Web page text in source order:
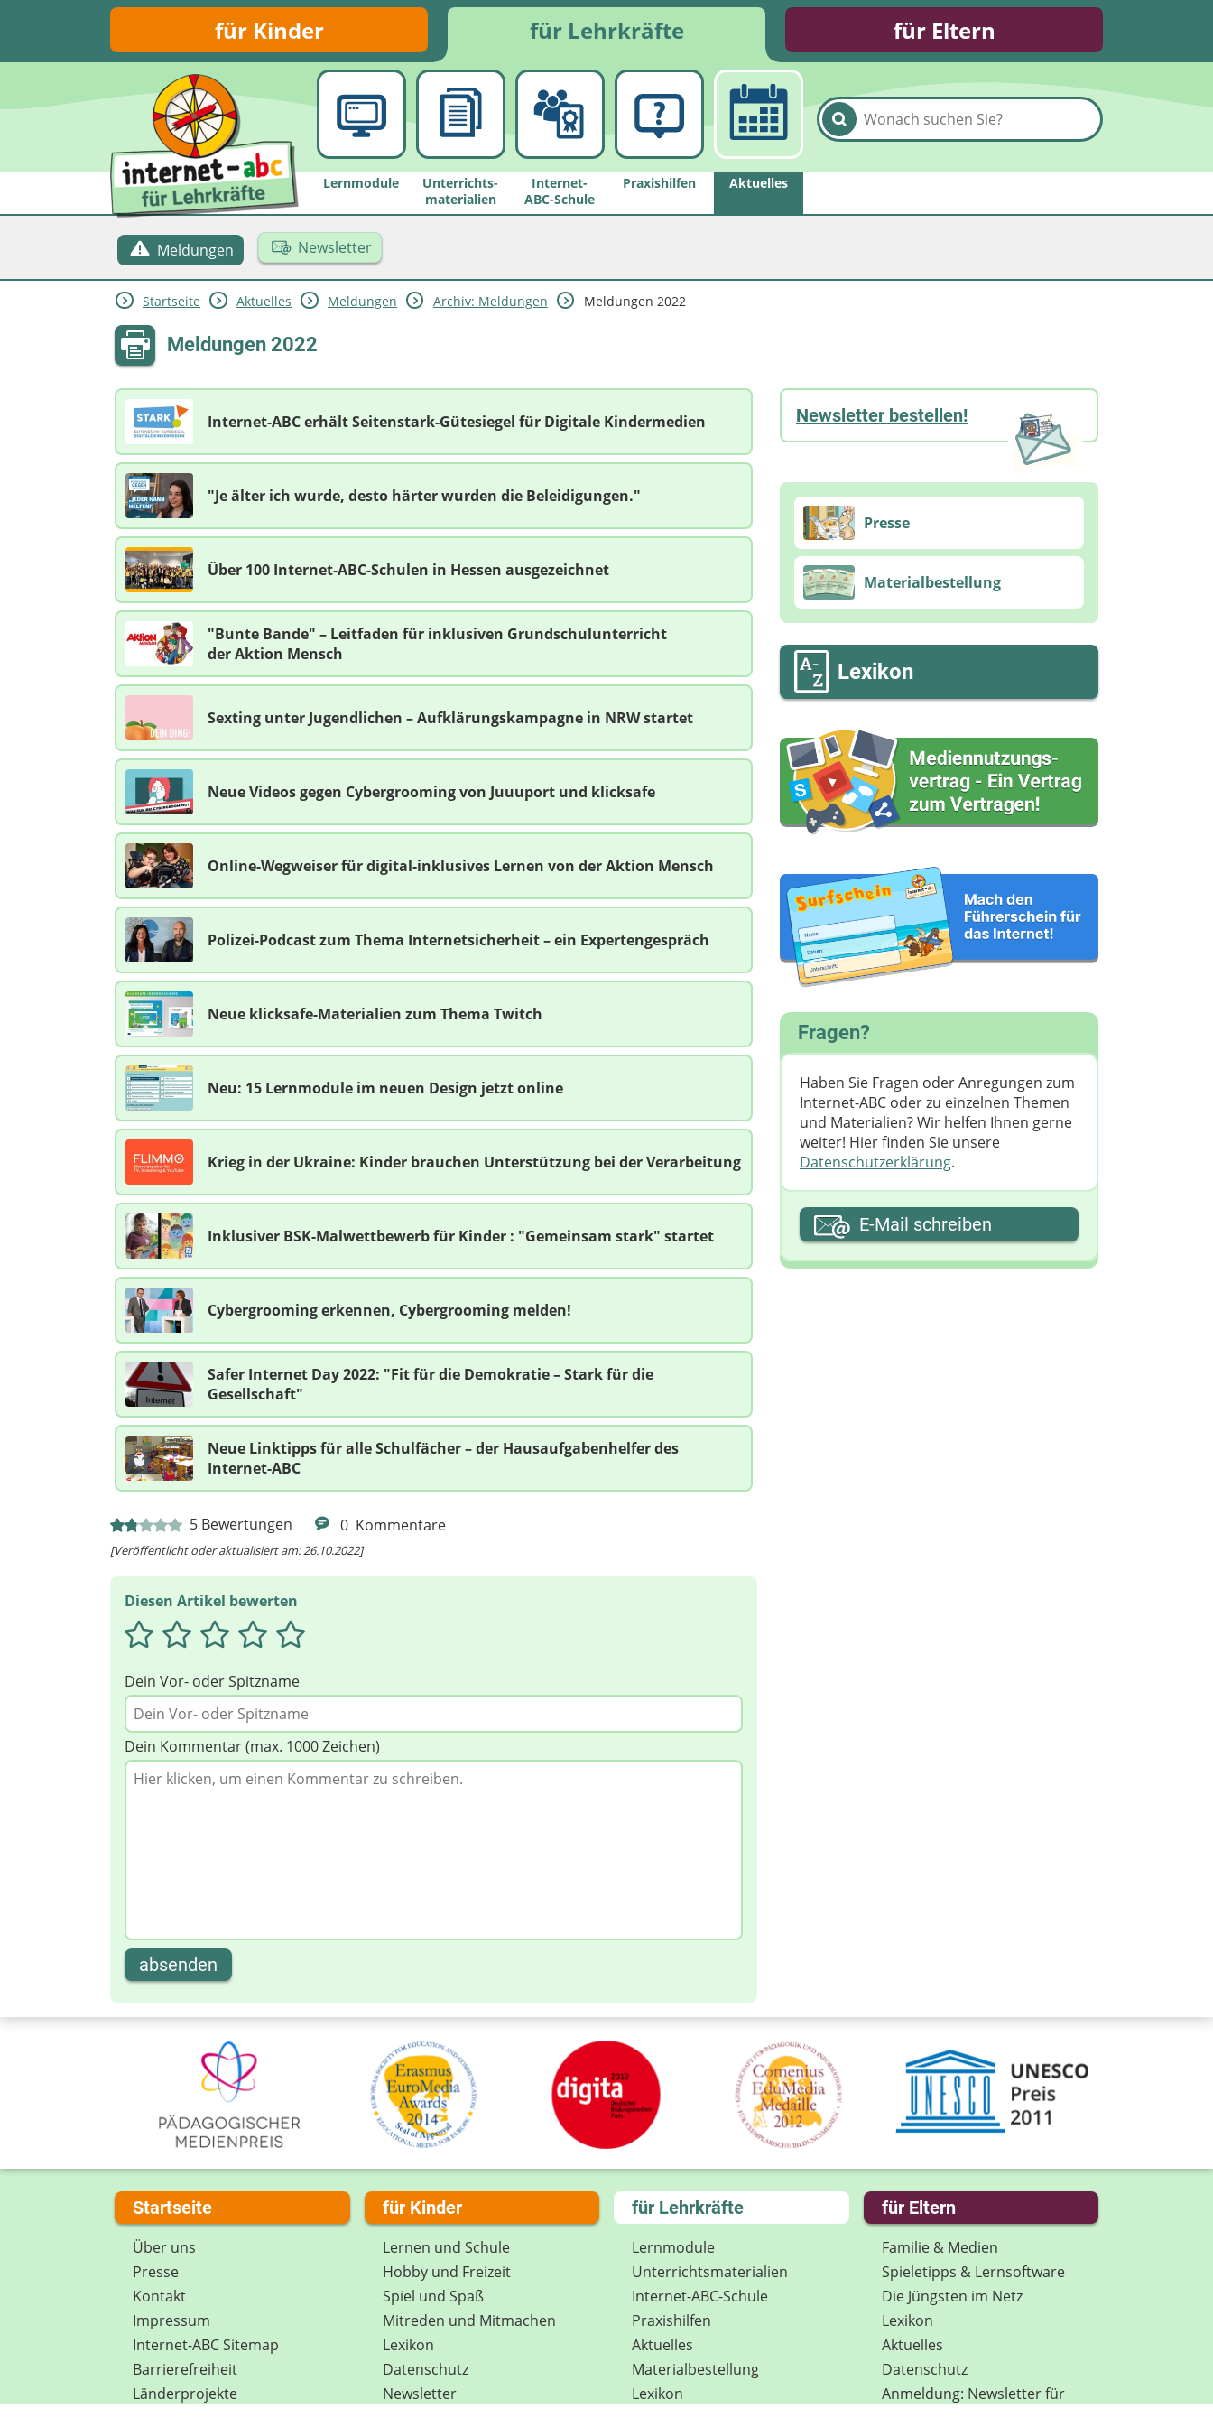
für Kinder für Lehrkräfte für Eltern
Lernmodule
Unterrichts­
materialien
Internet-
ABC-Schule
Praxishilfen Aktuelles
Meldungen Newsletter
Startseite Aktuelles Meldungen Archiv: Meldungen Meldungen 2022
Meldungen 2022
Internet-ABC erhält Seitenstark-Gütesiegel für Digitale Kindermedien
"Je älter ich wurde, desto härter wurden die Beleidigungen."
Über 100 Internet-ABC-Schulen in Hessen ausgezeichnet
"Bunte Bande" – Leitfaden für inklusiven Grundschulunterricht
der Aktion Mensch
Sexting unter Jugendlichen – Aufklärungskampagne in NRW startet
Neue Videos gegen Cybergrooming von Juuuport und klicksafe
Online-Wegweiser für digital-inklusives Lernen von der Aktion Mensch
Polizei-Podcast zum Thema Internetsicherheit – ein Expertengespräch
Neue klicksafe-Materialien zum Thema Twitch
Neu: 15 Lernmodule im neuen Design jetzt online
Krieg in der Ukraine: Kinder brauchen Unterstützung bei der Verarbeitung
Inklusiver BSK-Malwettbewerb für Kinder : "Gemeinsam stark" startet
Cybergrooming erkennen, Cybergrooming melden!
Safer Internet Day 2022: "Fit für die Demokratie – Stark für die
Gesellschaft"
Neue Linktipps für alle Schulfächer – der Hausaufgabenhelfer des
Internet-ABC
5 Bewertungen 0 Kommentare
[Veröffentlicht oder aktualisiert am: 26.10.2022]
Diesen Artikel bewerten
Dein Vor- oder Spitzname
Dein Kommentar (max. 1000 Zeichen)
absenden
Newsletter bestellen!
Presse
Materialbestellung
Lexikon
Fragen?
Haben Sie Fragen oder Anregungen zum
Internet-ABC oder zu einzelnen Themen
und Materialien? Wir helfen Ihnen gerne
weiter! ​Hier finden Sie unsere
Datenschutzerklärung.
Ihre E-Mail-Adresse
E-Mail schreiben
Startseite
Über uns
Presse
Kontakt
Impressum
Internet-ABC Sitemap
Barrierefreiheit
Länderprojekte
für Kinder
Lernen und Schule
Hobby und Freizeit
Spiel und Spaß
Mitreden und Mitmachen
Lexikon
Datenschutz
Newsletter
für Lehrkräfte
Lernmodule
Unterrichts­materialien
Internet-ABC-Schule
Praxishilfen
Aktuelles
Materialbestellung
Lexikon
für Eltern
Familie & Medien
Spieletipps & Lernsoftware
Die Jüngsten im Netz
Lexikon
Aktuelles
Datenschutz
Anmeldung: Newsletter für